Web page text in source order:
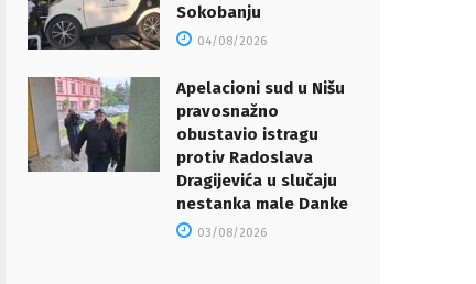
Sokobanju
04/08/2026
Apelacioni sud u Nišu
pravosnažno
obustavio istragu
protiv Radoslava
Dragijevića u slučaju
nestanka male Danke
03/08/2026